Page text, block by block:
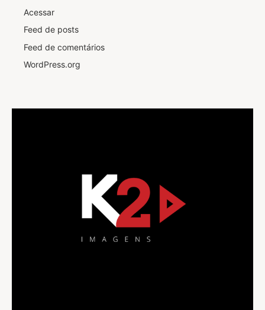
Acessar
Feed de posts
Feed de comentários
WordPress.org